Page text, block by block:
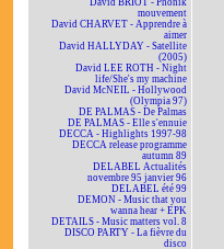
David BRIOT - Phonik
mouvement
David CHARVET - Apprendre à
aimer
David HALLYDAY - Satellite
(2005)
David LEE ROTH - Night
life/She's my machine
David McNEIL - Hollywood
(Olympia 97)
DE PALMAS - De Palmas
DE PALMAS - Elle s'ennuie
DECCA - Highlights 1997-98
DECCA release programme
autumn 89
DELABEL Actualités
novembre 95 janvier 96
DELABEL été 99
DEMON - Music that you
wanna hear + EPK
DETAILS - Music matters vol. 8
DISCO PARTY - La fièvre du
disco